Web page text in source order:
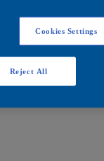
Cookies Settings
Reject All